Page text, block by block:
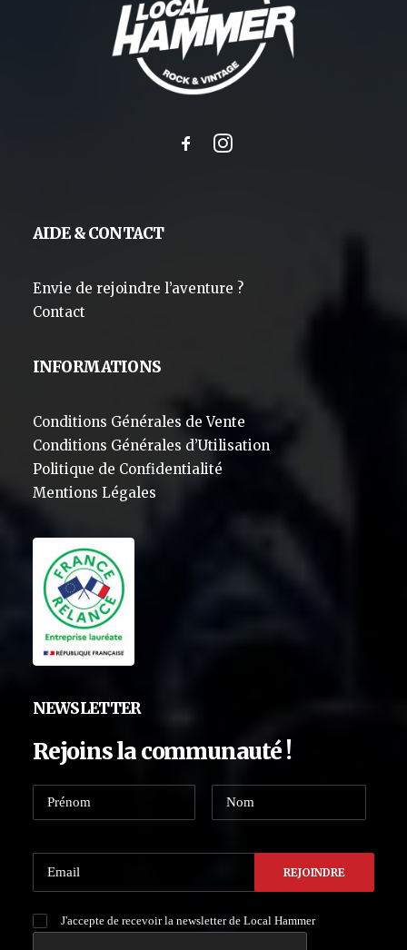
AIDE & CONTACT
Envie de rejoindre l’aventure ?
Contact
INFORMATIONS
Conditions Générales de Vente
Conditions Générales d’Utilisation
Politique de Confidentialité
Mentions Légales
NEWSLETTER
Rejoins la communauté !
J'accepte de recevoir la newsletter de Local Hammer